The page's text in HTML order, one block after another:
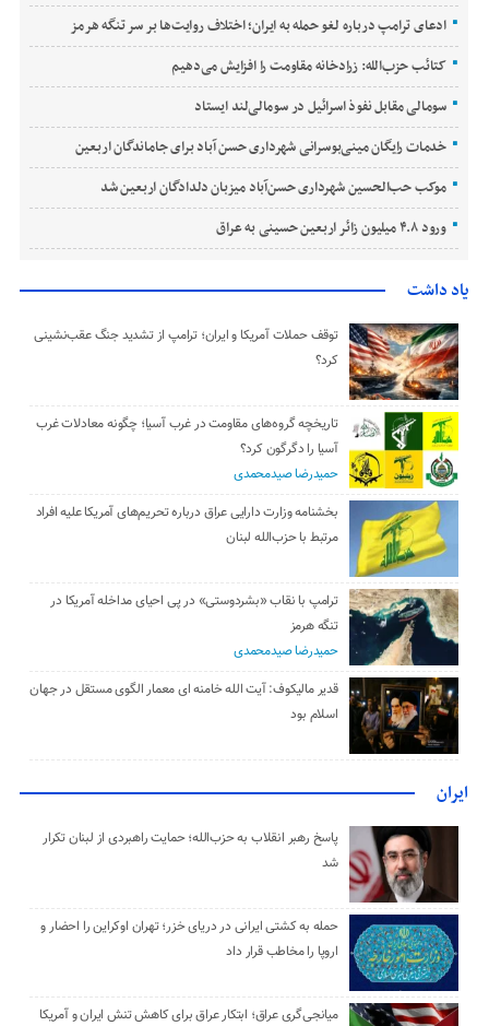
ادعای ترامپ درباره لغو حمله به ایران؛ اختلاف روایت‌ها بر سر تنگه هرمز
کتائب حزب‌الله: زرادخانه مقاومت را افزایش می‌دهیم
سومالی مقابل نفوذ اسرائیل در سومالی‌لند ایستاد
خدمات رایگان مینی‌بوسرانی شهرداری حسن‌ آباد برای جاماندگان اربعین
موکب حب‌الحسین شهرداری حسن‌آباد میزبان دلدادگان اربعین شد
ورود ۴.۸ میلیون زائر اربعین حسینی به عراق
یاد داشت
توقف حملات آمریکا و ایران؛ ترامپ از تشدید جنگ عقب‌نشینی
کرد؟
تاریخچه گروه‌های مقاومت در غرب آسیا؛ چگونه معادلات غرب
آسیا را دگرگون کرد؟
حمیدرضا صیدمحمدی
بخشنامه وزارت دارایی عراق درباره تحریم‌های آمریکا علیه افراد
مرتبط با حزب‌الله لبنان
ترامپ با نقاب «بشردوستی» در پی احیای مداخله آمریکا در
تنگه هرمز
حمیدرضا صیدمحمدی
قدیر مالیکوف: آیت‌ الله خامنه‌ ای معمار الگوی مستقل در جهان
اسلام بود
ایران
پاسخ رهبر انقلاب به حزب‌الله؛ حمایت راهبردی از لبنان تکرار
شد
حمله به کشتی ایرانی در دریای خزر؛ تهران اوکراین را احضار و
اروپا را مخاطب قرار داد
میانجی‌گری عراق؛ ابتکار عراق برای کاهش تنش ایران و آمریکا